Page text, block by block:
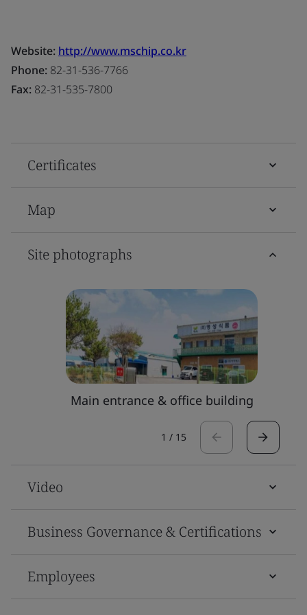
Website: http://www.mschip.co.kr
Phone: 82-31-536-7766
Fax: 82-31-535-7800
Certificates
Map
Site photographs
Main entrance & office building
1 / 15
Video
Business Governance & Certifications
Employees